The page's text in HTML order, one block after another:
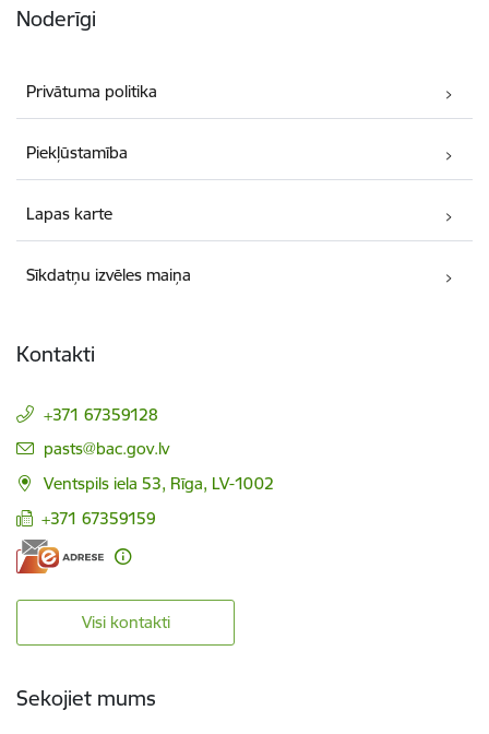
Noderīgi
Privātuma politika
Piekļūstamība
Lapas karte
Sīkdatņu izvēles maiņa
Kontakti
+371 67359128
E-pasts:
pasts@bac.gov.lv
Ventspils iela 53, Rīga, LV-1002
+371 67359159
Visi kontakti
Sekojiet mums